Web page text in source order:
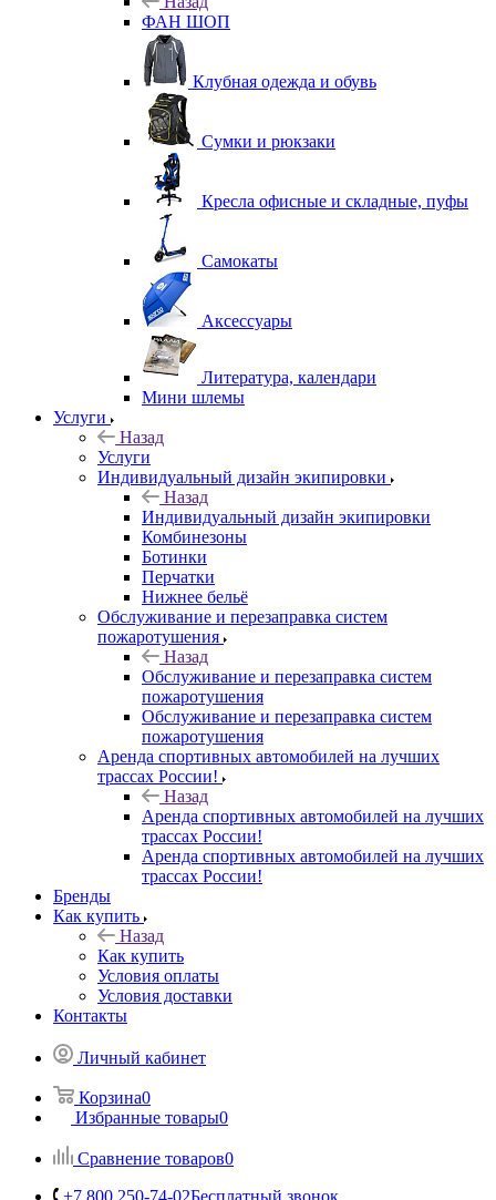
ФАН ШОП
Клубная одежда и обувь
Сумки и рюкзаки
Кресла офисные и складные, пуфы
Самокаты
Аксессуары
Литература, календари
Мини шлемы
Услуги
Назад
Услуги
Индивидуальный дизайн экипировки
Назад
Индивидуальный дизайн экипировки
Комбинезоны
Ботинки
Перчатки
Нижнее бельё
Обслуживание и перезаправка систем
пожаротушения
Назад
Обслуживание и перезаправка систем
пожаротушения
Обслуживание и перезаправка систем
пожаротушения
Аренда спортивных автомобилей на лучших
трассах России!
Назад
Аренда спортивных автомобилей на лучших
трассах России!
Аренда спортивных автомобилей на лучших
трассах России!
Бренды
Как купить
Назад
Как купить
Условия оплаты
Условия доставки
Контакты
Личный кабинет
Корзина0
Избранные товары0
Сравнение товаров0
+7 800 250-74-02Бесплатный звонок